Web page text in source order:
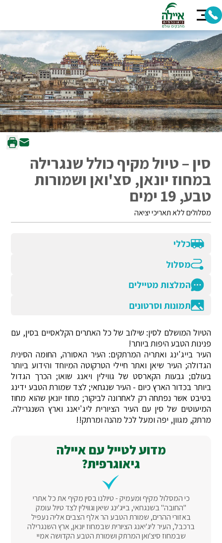
סין – טיול מקיף כולל שנגרילה
במחוז יונאן, סצ'ואן ושמורות
טבע, 19 ימים
מסלולים ללא תאריכי יציאה
כללי
מסלול
המלצות מטיילים
תמונות וסרטונים
הטיול המושלם לסין: שילוב של כל האתרים הקלאסיים בסין, עם
פנינות הטבע היפות ביותר!
העיר בייג'ינג ואתריה המרתקים: העיר האסורה, החומה הסינית
הגדולה; העיר שיאן ואתר חיילי הטרקוטה המיוחד והידוע ביותר
בעולם; גבעות הקארסט של גווילין ויאנג שואו; הכרך הגדול
ביותר בכדור הארץ כיום - העיר שנגחאי; לצד שמורת הטבע ידינג
בטיבט אשר נפתחה רק לאחרונה לביקור; מחוז יונאן שהוא מחוז
המיעוטים של סין עם העיר הציורית ליג'יאנג וארץ השנגרילה.
מרתק, מגוון, יפה ומעל לכל מהנה ומרתק!!
מדוע לטייל עם איילה
גיאוגרפית?
כי המסלול מקיף ומעמיק - טיולנו בסין מקיף את כל אתרי
"החובה" בשנגחאי, בייג'ינג שיאן וגווילין לצד טיול עומק
באזורי ההרים, שמורת הטבע הר אלף הצבים אליה נעפיל
ברכבל, העיר ליג'יאנג הציורית שבמחוז יונאן, ארץ השנגרילה
שבמחוז סיצ'ואן המרתק ושמורת הטבע הקדושה אמיי